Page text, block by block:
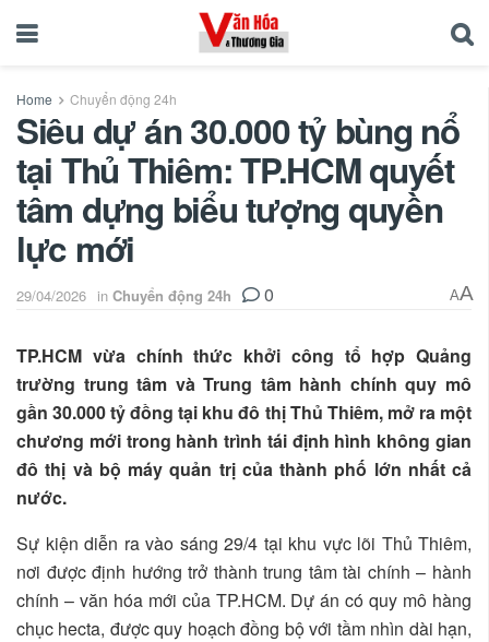
Home Chuyển động 24h
Siêu dự án 30.000 tỷ bùng nổ
tại Thủ Thiêm: TP.HCM quyết
tâm dựng biểu tượng quyền
lực mới
29/04/2026 in Chuyển động 24h 0 AA
TP.HCM vừa chính thức khởi công tổ hợp Quảng
trường trung tâm và Trung tâm hành chính quy mô
gần 30.000 tỷ đồng tại khu đô thị Thủ Thiêm, mở ra một
chương mới trong hành trình tái định hình không gian
đô thị và bộ máy quản trị của thành phố lớn nhất cả
nước.
Sự kiện diễn ra vào sáng 29/4 tại khu vực lõi Thủ Thiêm,
nơi được định hướng trở thành trung tâm tài chính – hành
chính – văn hóa mới của TP.HCM. Dự án có quy mô hàng
chục hecta, được quy hoạch đồng bộ với tầm nhìn dài hạn,